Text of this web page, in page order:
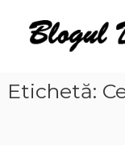
content
Blogul
Dianei
opinie,
călătorii
Etichetă: